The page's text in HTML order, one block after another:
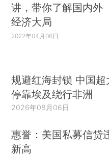
讲，带你了解国内外
经济大局
2022年04月06日
规避红海封锁 中国超
停靠埃及绕行非洲
2026年08月06日
惠誉：美国私募信贷
新高